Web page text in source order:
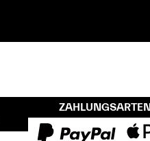
ZAHLUNGSARTEN